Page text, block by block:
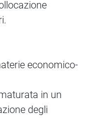
economico-
in un
degli